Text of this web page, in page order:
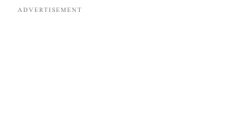
ADVERTISEMENT